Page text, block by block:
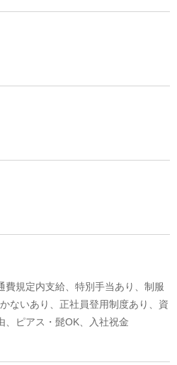
費規定内支給、特別手当あり、制服
ないあり、正社員登用制度あり、資
、ピアス・髭OK、入社祝金